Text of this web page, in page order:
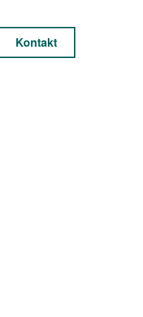
Kontakt